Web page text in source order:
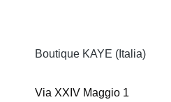
Boutique KAYE (Italia)
Via XXIV Maggio 1